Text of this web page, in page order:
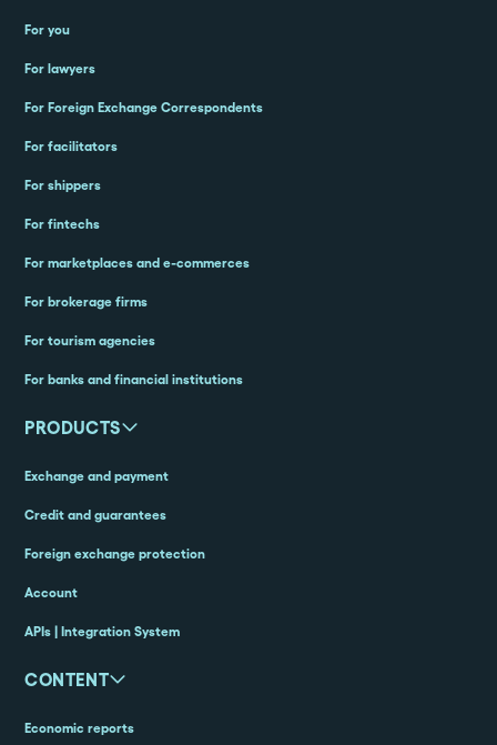
For you
For lawyers
For Foreign Exchange Correspondents
For facilitators
For shippers
For fintechs
For marketplaces and e-commerces
For brokerage firms
For tourism agencies
For banks and financial institutions
PRODUCTS
Exchange and payment
Credit and guarantees
Foreign exchange protection
Account
APIs | Integration System
CONTENT
Economic reports